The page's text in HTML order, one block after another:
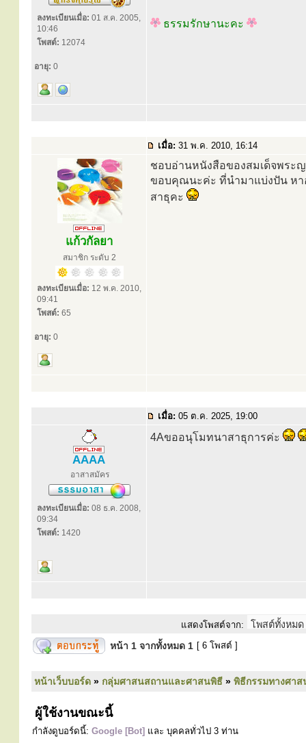
ลงทะเบียนเมื่อ: 01 ส.ค. 2005,
10:46
โพสต์: 12074
อายุ: 0
ธรรมรักษานะคะ
เมื่อ: 31 พ.ค. 2010, 16:14
แก้วกัลยา
สมาชิก ระดับ 2
ลงทะเบียนเมื่อ: 12 พ.ค. 2010,
09:41
โพสต์: 65
อายุ: 0
ชอบอ่านหนังสือของสมเด็จพระ
ขอบคุณนะค่ะ ที่นำมาแบ่งปัน หา
สาธุคะ
เมื่อ: 05 ต.ค. 2025, 19:00
AAAA
อาสาสมัคร
ลงทะเบียนเมื่อ: 08 ธ.ค. 2008,
09:34
โพสต์: 1420
4Aขออนุโมทนาสาธุการค่ะ
แสดงโพสต์จาก:
หน้า 1 จากทั้งหมด 1 [ 6 โพสต์ ]
หน้าเว็บบอร์ด » กลุ่มศาสนสถานและศาสนพิธี » พิธีกรรมทางศา
ผู้ใช้งานขณะนี้
กำลังดูบอร์ดนี้: Google [Bot] และ บุคคลทั่วไป 3 ท่าน